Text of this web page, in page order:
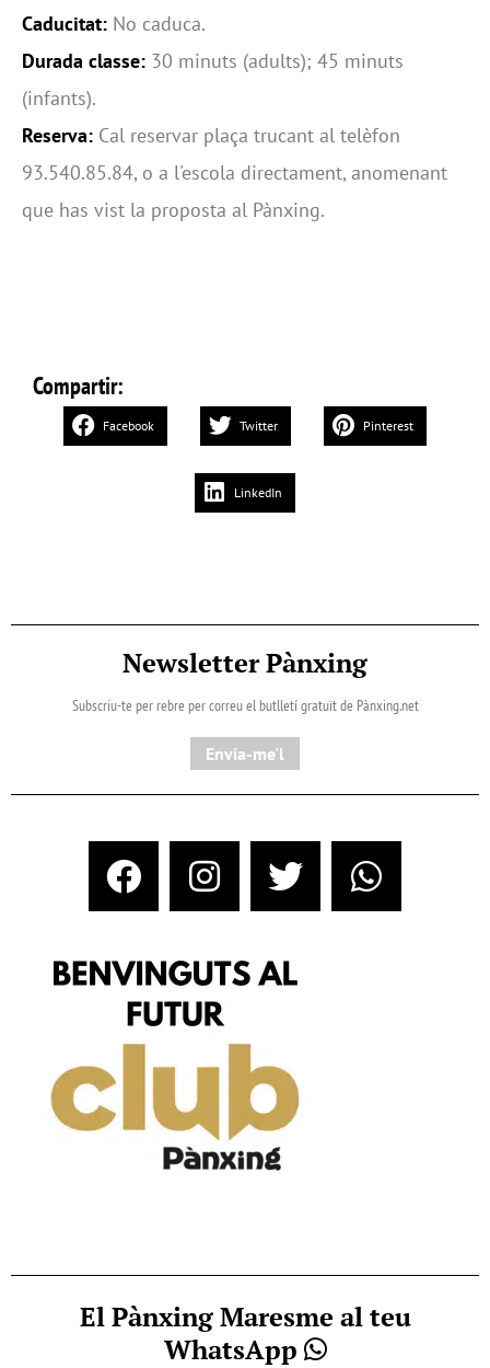
Caducitat: No caduca.
Durada classe: 30 minuts (adults); 45 minuts
(infants).
Reserva: Cal reservar plaça trucant al telèfon
93.540.85.84, o a l'escola directament, anomenant
que has vist la proposta al Pànxing.
Compartir:
Facebook Twitter Pinterest
LinkedIn
Newsletter Pànxing
Subscriu-te per rebre per correu el butlletí gratuït de Pànxing.net​
Envia-me'l
El Pànxing Maresme al teu
WhatsApp